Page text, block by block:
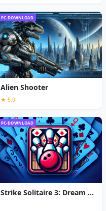
PC-DOWNLOAD
Alien Shooter
★ 5,0
PC-DOWNLOAD
Strike Solitaire 3: Dream Resort